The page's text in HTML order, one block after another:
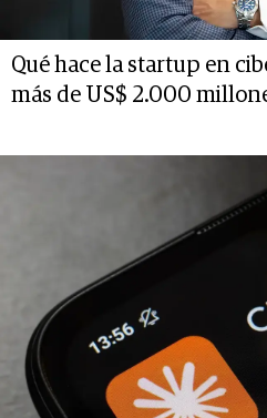
Qué hace la startup en
más de US$ 2.000